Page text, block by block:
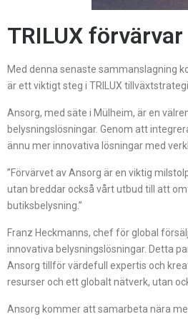
TRILUX
Med denna senaste sammanslagning
är ett viktigt steg i TRILUX
Ansorg, med säte i Mülheim, är en
belysningslösningar. Genom att
ännu mer innovativa lösningar med
”Förvärvet av Ansorg är en viktig
utan breddar också vårt utbud till att
butiksbelysning.”
Franz Heckmanns, chef för global
innovativa belysningslösningar. Detta
Ansorg tillför värdefull expertis och
resurser och ett globalt nätverk, utan
Ansorg kommer att samarbeta nära